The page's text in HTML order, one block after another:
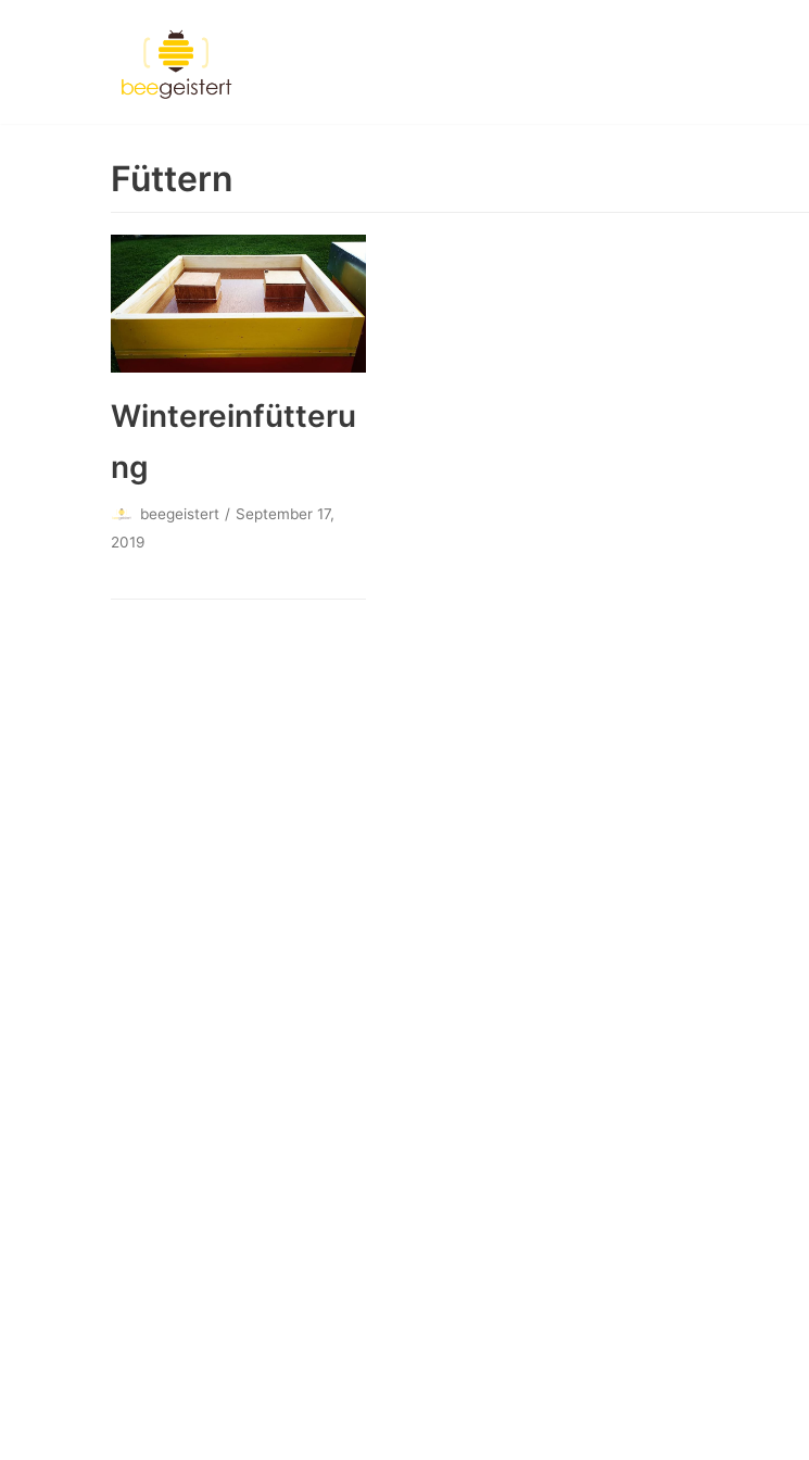
Füttern
Wintereinfütteru
ng
beegeistert
September 17,
2019